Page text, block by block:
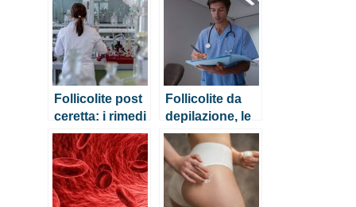
Follicolite post
ceretta: i rimedi
Follicolite da
depilazione, le
cause e i rimedi
naturali